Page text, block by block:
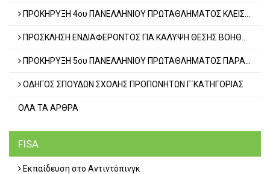
ΠΡΟΚΗΡΥΞΗ 4ου ΠΑΝΕΛΛΗΝΙΟΥ ΠΡΩΤΑΘΛΗΜΑΤΟΣ ΚΛΕΙΣΤΗΣ ΚΩΠΗΛΑΣΙΑΣ
ΠΡΟΣΚΛΗΣΗ ΕΝΔΙΑΦΕΡΟΝΤΟΣ ΓΙΑ ΚΑΛΥΨΗ ΘΕΣΗΣ ΒΟΗΘΟΥ ΟΜΟΣΠΟΝΔΙΑΚΟΥ ΠΡΟΠΟΝΗΤΗ
ΠΡΟΚΗΡΥΞΗ 5ου ΠΑΝΕΛΛΗΝΙΟΥ ΠΡΩΤΑΘΛΗΜΑΤΟΣ ΠΑΡΑΚΤΙΑΣ ΚΩΠΗΛΑΣΙΑΣ
ΟΔΗΓΟΣ ΣΠΟΥΔΩΝ ΣΧΟΛΗΣ ΠΡΟΠΟΝΗΤΩΝ Γ΄ΚΑΤΗΓΟΡΙΑΣ
ΟΛΑ ΤΑ ΑΡΘΡΑ
FISA
Εκπαίδευση στο Αντιντόπινγκ